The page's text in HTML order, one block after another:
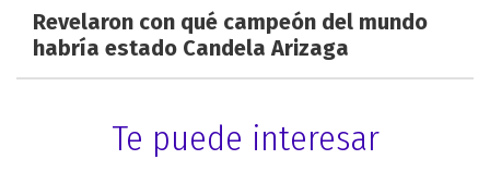
Revelaron con qué campeón del mundo
habría estado Candela Arizaga
Te puede interesar